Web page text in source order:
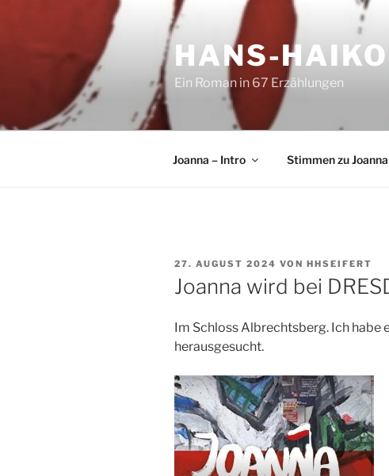
HANS-
Ein Roman in 67 Erzählungen
Joanna – Intro Stimmen zu Joanna
VERÖFFENTLICHT
AM
27. AUGUST 2024 VON HHSEIFERT
Joanna wird bei
Im Schloss Albrechtsberg. Ich habe
herausgesucht.